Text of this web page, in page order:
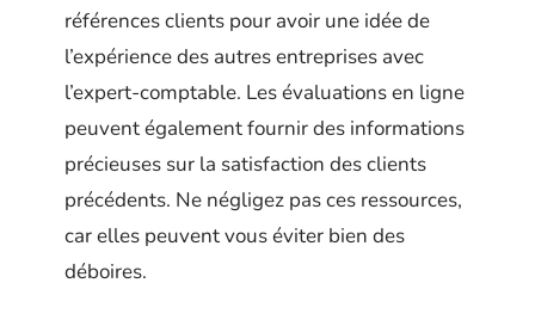
références clients pour avoir une idée de
l’expérience des autres entreprises avec
l’expert-comptable. Les évaluations en ligne
peuvent également fournir des informations
précieuses sur la satisfaction des clients
précédents. Ne négligez pas ces ressources,
car elles peuvent vous éviter bien des
déboires.